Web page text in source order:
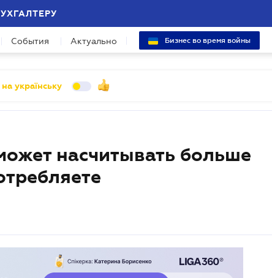
События Актуально Бизнес во время войны
українську
насчитывать больше